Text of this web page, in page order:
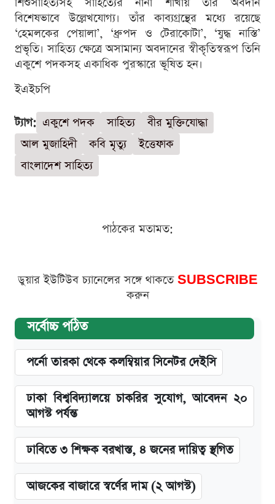
বিশেষভাবে উল্লেখযোগ্য। তাঁর কাব্যগ্রন্থের মধ্যে রয়েছে
‘হেমলকের পেয়ালা’, ‘ধ্রুপদ ও টেরাকোটা’, ‘যুদ্ধ নাস্তি’
প্রভৃতি। সাহিত্য ক্ষেত্রে অসামান্য অবদানের স্বীকৃতিস্বরূপ তিনি
একুশে পদকসহ একাধিক পুরস্কারে ভূষিত হন।
ইএইচপি
ট্যাগ: একুশে পদক সাহিত্য
বীর মুক্তিযোদ্ধা
আল মুজাহিদী
কবি মৃত্যু
ইত্তেফাক
বাংলাদেশ সাহিত্য
পাঠকের মতামত:
ডুয়ার ইউটিউব চ্যানেলের সঙ্গে থাকতে SUBSCRIBE
করুন
সর্বোচ্চ পঠিত
পর্নো তারকা থেকে কলম্বিয়ার সিনেটর দেইসি
ঢাকা বিশ্ববিদ্যালয়ে চাকরির সুযোগ, আবেদন ২০
আগস্ট পর্যন্ত
ঢাবিতে ৩ শিক্ষক বরখাস্ত, ৪ জনের দায়িত্ব স্থগিত
আজকের বাজারে স্বর্ণের দাম (২ আগস্ট)